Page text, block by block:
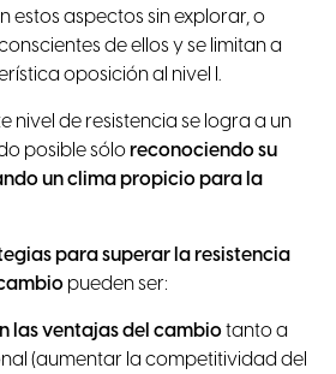
estos aspectos sin explorar, o
de ellos y se limitan a
oposición al nivel I.
nivel de resistencia se logra a un
posible sóloreconociendo su
un clima propicio para la
para superar la resistencia
pueden ser:
las ventajas del cambiotanto a
(aumentar la competitividad del